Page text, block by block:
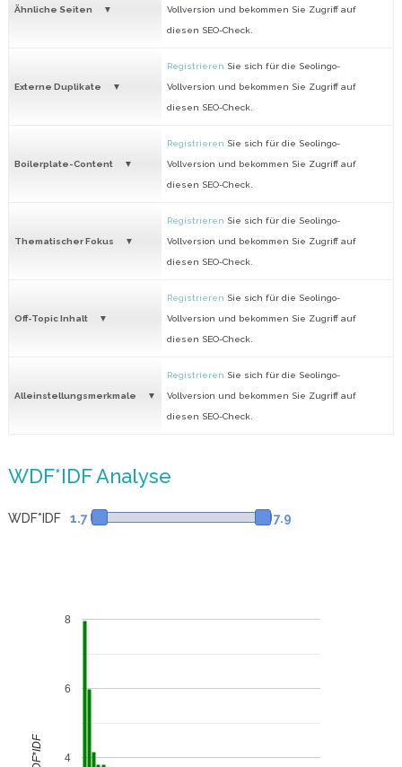
Ähnliche Seiten Vollversion und bekommen Sie Zugriff auf
diesen SEO-Check.
Externe Duplikate
Registrieren Sie sich für die Seolingo-
Vollversion und bekommen Sie Zugriff auf
diesen SEO-Check.
Boilerplate-Content
Registrieren Sie sich für die Seolingo-
Vollversion und bekommen Sie Zugriff auf
diesen SEO-Check.
Thematischer Fokus
Registrieren Sie sich für die Seolingo-
Vollversion und bekommen Sie Zugriff auf
diesen SEO-Check.
Off-Topic Inhalt
Registrieren Sie sich für die Seolingo-
Vollversion und bekommen Sie Zugriff auf
diesen SEO-Check.
Alleinstellungsmerkmale
Registrieren Sie sich für die Seolingo-
Vollversion und bekommen Sie Zugriff auf
diesen SEO-Check.
WDF*IDF Analyse
WDF*IDF 1.7 7.9
4
6
8
WDF*IDF